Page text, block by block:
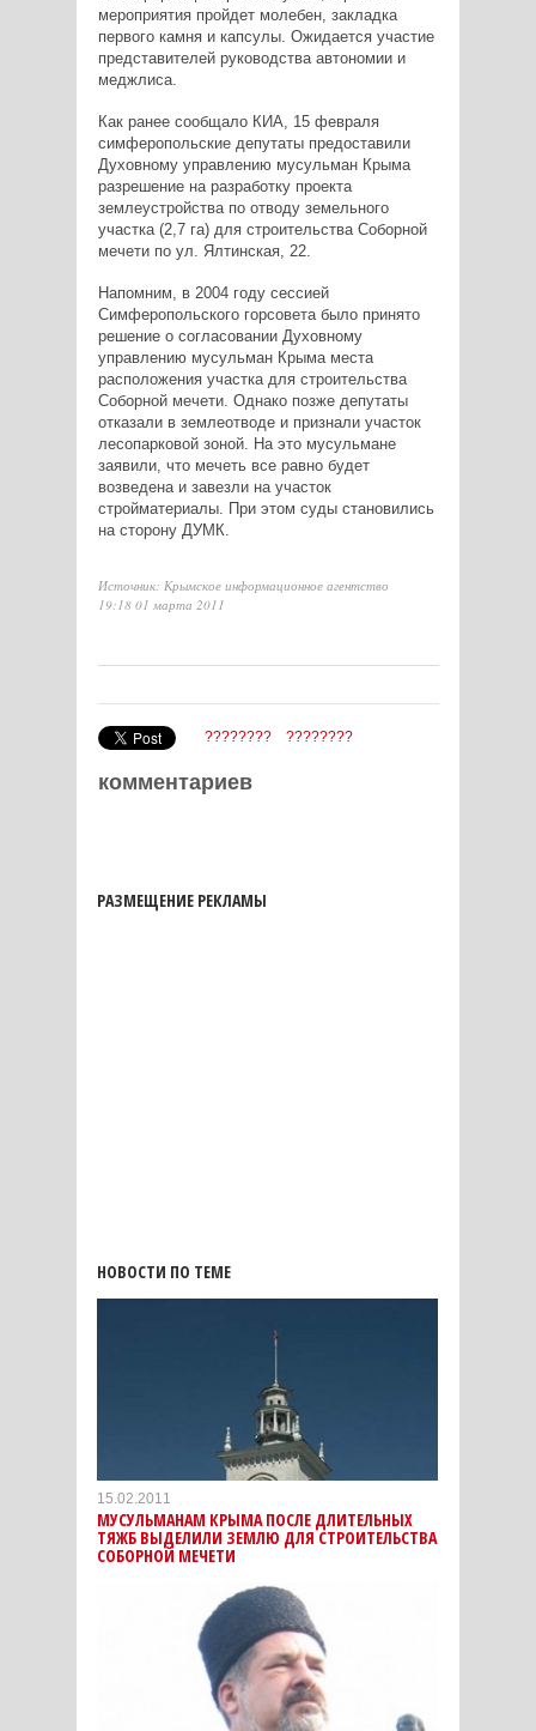
мероприятия пройдет молебен, закладка
первого камня и капсулы. Ожидается участие
представителей руководства автономии и
меджлиса.
Как ранее сообщало КИА, 15 февраля
симферопольские депутаты предоставили
Духовному управлению мусульман Крыма
разрешение на разработку проекта
землеустройства по отводу земельного
участка (2,7 га) для строительства Соборной
мечети по ул. Ялтинская, 22.
Напомним, в 2004 году сессией
Симферопольского горсовета было принято
решение о согласовании Духовному
управлению мусульман Крыма места
расположения участка для строительства
Соборной мечети. Однако позже депутаты
отказали в землеотводе и признали участок
лесопарковой зоной. На это мусульмане
заявили, что мечеть все равно будет
возведена и завезли на участок
стройматериалы. При этом суды становились
на сторону ДУМК.
Источник: Крымское информационное агентство
19:18 01 марта 2011
???????? ????????
комментариев
РАЗМЕЩЕНИЕ РЕКЛАМЫ
НОВОСТИ ПО ТЕМЕ
15.02.2011
МУСУЛЬМАНАМ КРЫМА ПОСЛЕ ДЛИТЕЛЬНЫХ
ТЯЖБ ВЫДЕЛИЛИ ЗЕМЛЮ ДЛЯ СТРОИТЕЛЬСТВА
СОБОРНОЙ МЕЧЕТИ